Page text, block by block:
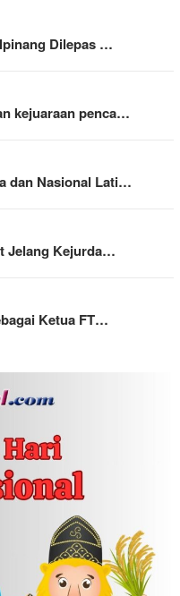
Dilepas …
kejuaraan penca…
dan Nasional Lati…
Jelang Kejurda…
Ketua FT…